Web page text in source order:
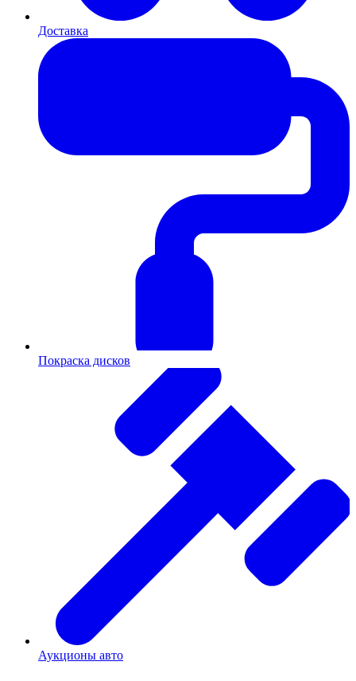
Доставка
Покраска дисков
Аукционы авто